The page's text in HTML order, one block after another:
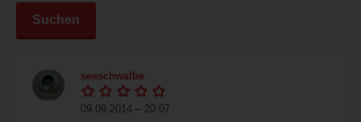
Suchen
seeschwalbe
09.09.2014 – 20:07